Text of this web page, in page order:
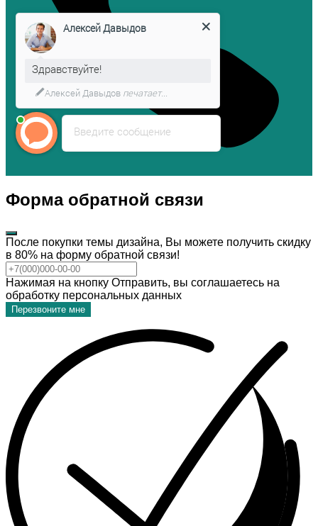
Форма обратной связи
После покупки темы дизайна, Вы можете получить скидку
в 80% на форму обратной связи!
Нажимая на кнопку Отправить, вы соглашаетесь на
обработку персональных данных
Перезвоните мне
Введите сообщение
Алексей Давыдов
Здравствуйте!
Алексей Давыдов печатает...